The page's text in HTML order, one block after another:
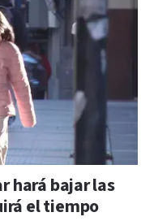
hará bajar las
el tiempo